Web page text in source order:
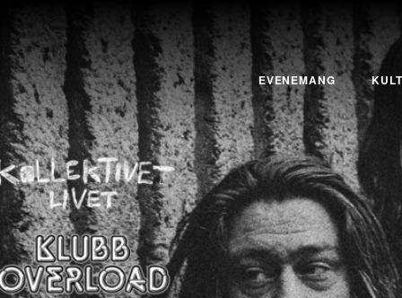
EVENEMANG